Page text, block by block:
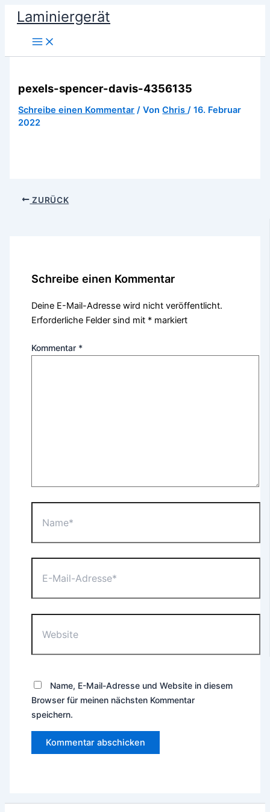
Zum
Inhalt
springen
Laminiergerät
pexels-spencer-davis-4356135
Schreibe einen Kommentar / VonChris/16. Februar
2022
ZURÜCK
Schreibe einen Kommentar
Deine E-Mail-Adresse wird nicht veröffentlicht.
Erforderliche Felder sind mit * markiert
Kommentar *
Mail-
Name, E-Mail-Adresse und Website in diesem
Browser für meinen nächsten Kommentar
speichern.